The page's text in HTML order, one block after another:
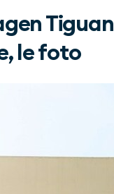
Tiguan
le foto